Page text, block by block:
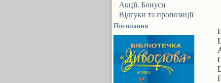
Акції. Бонуси
Відгуки та пропозиції
Посилання